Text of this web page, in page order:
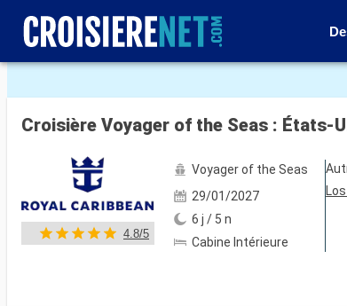
Voir les 36 autres photos
Croisière Voyager of the Seas : États-
4.8/5
Voyager of the Seas
29/01/2027
6 j / 5 n
Cabine Intérieure